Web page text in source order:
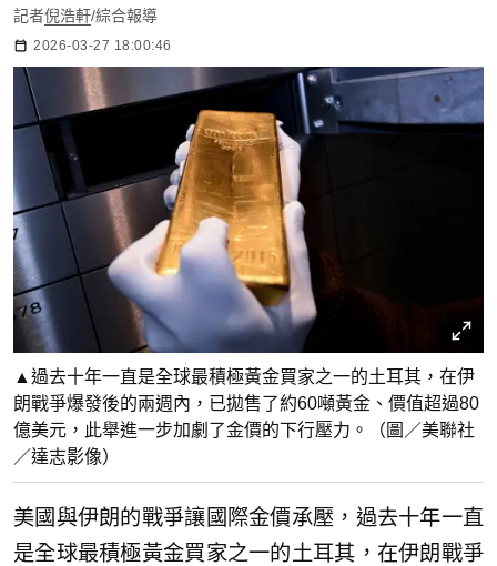
記者倪浩軒/綜合報導
2026-03-27 18:00:46
▲過去十年一直是全球最積極黃金買家之一的土耳其，在伊
朗戰爭爆發後的兩週內，已拋售了約60噸黃金、價值超過80
億美元，此舉進一步加劇了金價的下行壓力。（圖／美聯社
／達志影像）
美國與伊朗的戰爭讓國際金價承壓，過去十年一直
是全球最積極黃金買家之一的土耳其，在伊朗戰爭